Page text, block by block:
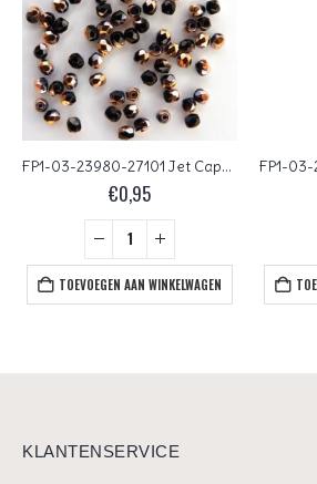
FP1-03-23980-27101 Jet Capri Gold Czech Glass Facet Firepolish 3mm 50 stuks
€0,95
TOEVOEGEN AAN WINKELWAGEN
KLANTENSERVICE